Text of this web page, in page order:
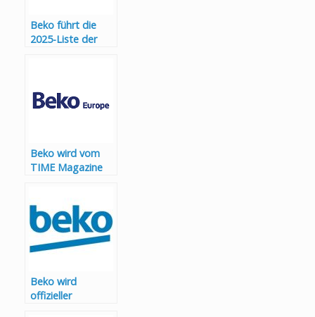
Beko führt die
2025-Liste der
Beko wird vom
TIME Magazine
Unternehmen der
Welt 2025
ausgezeichnet
Beko wird
offizieller